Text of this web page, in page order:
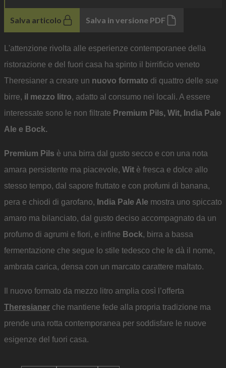
Salva articolo Salva in versione PDF
L'attenzione rivolta alle esperienze contemporanee della
ristorazione e del fuori casa ha spinto il birrificio veneto
Theresianer a creare un nuovo formato di quattro delle sue
birre, il mezzo litro, adatto al consumo nei locali. A essere
interessate sono le non filtrate Premium Pils, Wit, India Pale
Ale e Bock.
Premium Pils è una birra dal gusto secco e con una nota
amara persistente ma piacevole, Wit è fresca e dolce allo
stesso tempo, dal sapore fruttato e con profumi di banana,
pera e chiodi di garofano, India Pale Ale mostra uno spiccato
amaro ma bilanciato, dal gusto deciso accompagnato da un
profumo di agrumi e fiori, e infine Bock, birra a bassa
fermentazione che segue lo stile tedesco che le dà il nome,
ambrata carica, densa con un marcato carattere maltato.
Il nuovo formato da mezzo litro amplia così l’offerta
Theresianer che mantiene fede alla propria tradizione ma
prende una rotta contemporanea per soddisfare le nuove
esigenze del fuori casa.